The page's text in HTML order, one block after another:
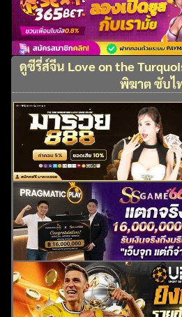
ดูซีรี่ส์จีน Love on the
พิฆาต ซับไ